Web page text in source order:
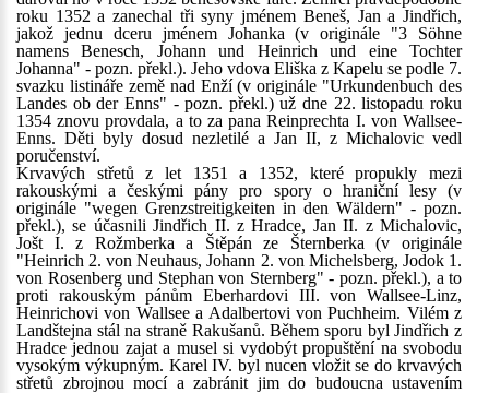
roku 1352 a zanechal tři syny jménem Beneš, Jan a Jindřich,
jakož jednu dceru jménem Johanka (v originále "3 Söhne
namens Benesch, Johann und Heinrich und eine Tochter
Johanna" - pozn. překl.). Jeho vdova Eliška z Kapelu se podle 7.
svazku listináře země nad Enží (v originále "Urkundenbuch des
Landes ob der Enns" - pozn. překl.) už dne 22. listopadu roku
1354 znovu provdala, a to za pana Reinprechta I. von Wallsee-
Enns. Děti byly dosud nezletilé a Jan II, z Michalovic vedl
poručenství.
Krvavých střetů z let 1351 a 1352, které propukly mezi
rakouskými a českými pány pro spory o hraniční lesy (v
originále "wegen Grenzstreitigkeiten in den Wäldern" - pozn.
překl.), se účasnili Jindřich II. z Hradce, Jan II. z Michalovic,
Jošt I. z Rožmberka a Štěpán ze Šternberka (v originále
"Heinrich 2. von Neuhaus, Johann 2. von Michelsberg, Jodok 1.
von Rosenberg und Stephan von Sternberg" - pozn. překl.), a to
proti rakouským pánům Eberhardovi III. von Wallsee-Linz,
Heinrichovi von Wallsee a Adalbertovi von Puchheim. Vilém z
Landštejna stál na straně Rakušanů. Během sporu byl Jindřich z
Hradce jednou zajat a musel si vydobýt propuštění na svobodu
vysokým výkupným. Karel IV. byl nucen vložit se do krvavých
střetů zbrojnou mocí a zabránit jim do budoucna ustavením